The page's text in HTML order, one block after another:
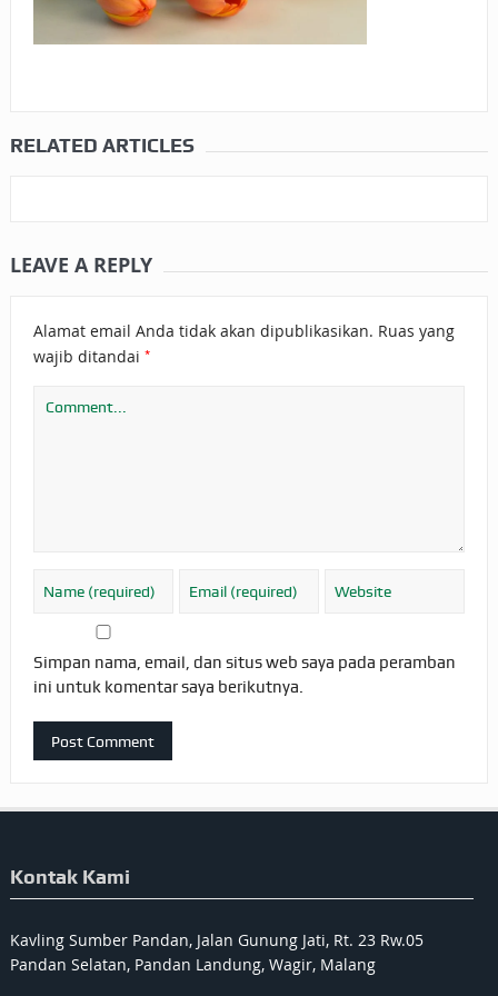
RELATED ARTICLES
LEAVE A REPLY
Alamat email Anda tidak akan dipublikasikan. Ruas yang
wajib ditandai *
Simpan nama, email, dan situs web saya pada peramban
ini untuk komentar saya berikutnya.
Kontak Kami
Kavling Sumber Pandan, Jalan Gunung Jati, Rt. 23 Rw.05
Pandan Selatan, Pandan Landung, Wagir, Malang